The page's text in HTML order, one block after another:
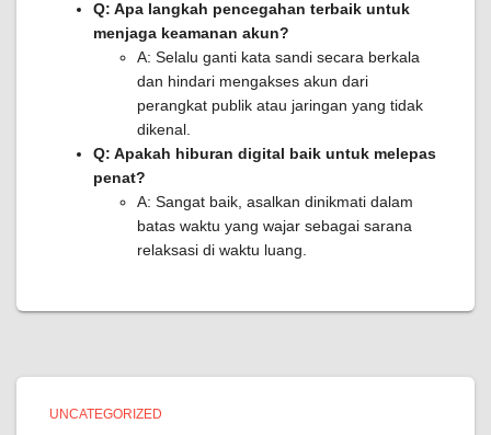
Q: Apa langkah pencegahan terbaik untuk
menjaga keamanan akun?
A: Selalu ganti kata sandi secara berkala
dan hindari mengakses akun dari
perangkat publik atau jaringan yang tidak
dikenal.
Q: Apakah hiburan digital baik untuk melepas
penat?
A: Sangat baik, asalkan dinikmati dalam
batas waktu yang wajar sebagai sarana
relaksasi di waktu luang.
UNCATEGORIZED